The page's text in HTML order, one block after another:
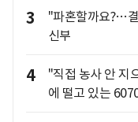
3
"파혼할까요?…
신부
4
"직접 농사 안 지
에 떨고 있는